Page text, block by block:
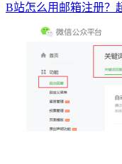
B站怎么用邮箱注册？